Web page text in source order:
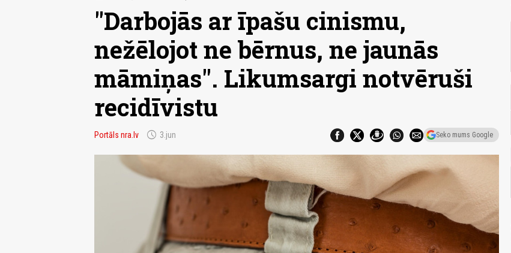
"Darbojās ar īpašu cinismu,
nežēlojot ne bērnus, ne jaunās
māmiņas". Likumsargi notvēruši
recidīvistu
Portāls nra.lv schedule 3.jun Seko mums Google